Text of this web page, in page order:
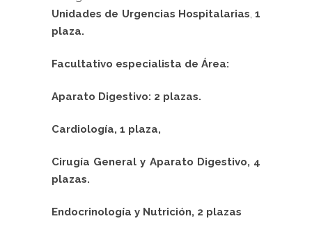
Unidades de Urgencias Hospitalarias, 1
plaza.
Facultativo especialista de Área:
Aparato Digestivo: 2 plazas.
Cardiología, 1 plaza,
Cirugía General y Aparato Digestivo, 4
plazas.
Endocrinología y Nutrición, 2 plazas